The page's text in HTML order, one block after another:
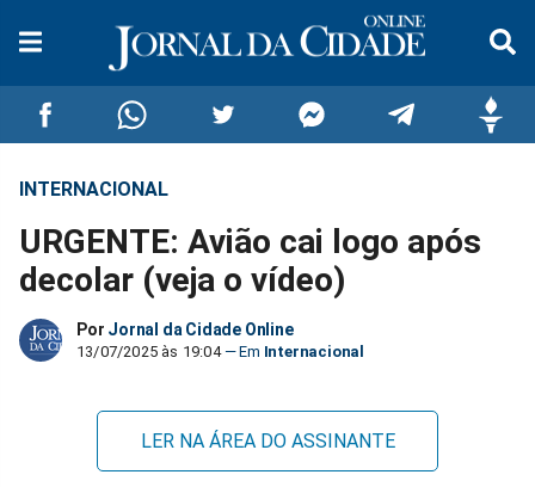
Compartilhar
no
Facebook
Compartilhar
no
Whatsapp
no
Twitter
no
Messenger
no
no
INTERNACIONAL
URGENTE: Avião cai logo após
decolar (veja o vídeo)
Por Jornal da Cidade Online
13/07/2025 às 19:04 Internacional
LER NA ÁREA DO ASSINANTE